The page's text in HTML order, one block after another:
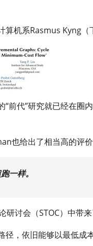
机系Rasmus Kyng（
“前代”研究就已经在
也给出了相当高的评价
一样。
研讨会（STOC）中带
，依旧能够以最低成